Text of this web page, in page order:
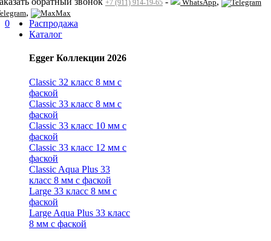
+7 (911) 914-19-65 WhatsApp
, Max
0
Распродажа
Каталог
Egger Коллекции 2026
Classic 32 класс 8 мм с
фаской
Classic 33 класс 8 мм с
фаской
Classic 33 класс 10 мм с
фаской
Classic 33 класс 12 мм с
фаской
Classic Aqua Plus 33
класс 8 мм с фаской
Large 33 класс 8 мм с
фаской
Large Aqua Plus 33 класс
8 мм с фаской